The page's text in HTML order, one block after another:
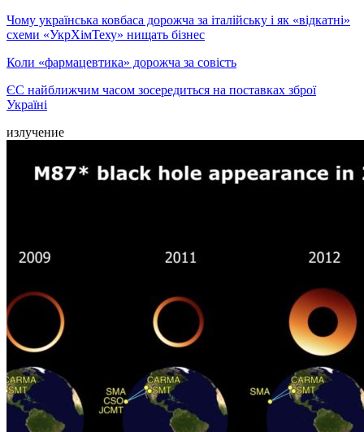
Чому українська ковбаса дорожча за італійську і як «відкатні»
схеми «УкрХімТеху» нищать бізнес
Коли «фармацевтика» дорожча за совість
ЄС найближчим часом зосередиться на поставках зброї
Україні
излучение